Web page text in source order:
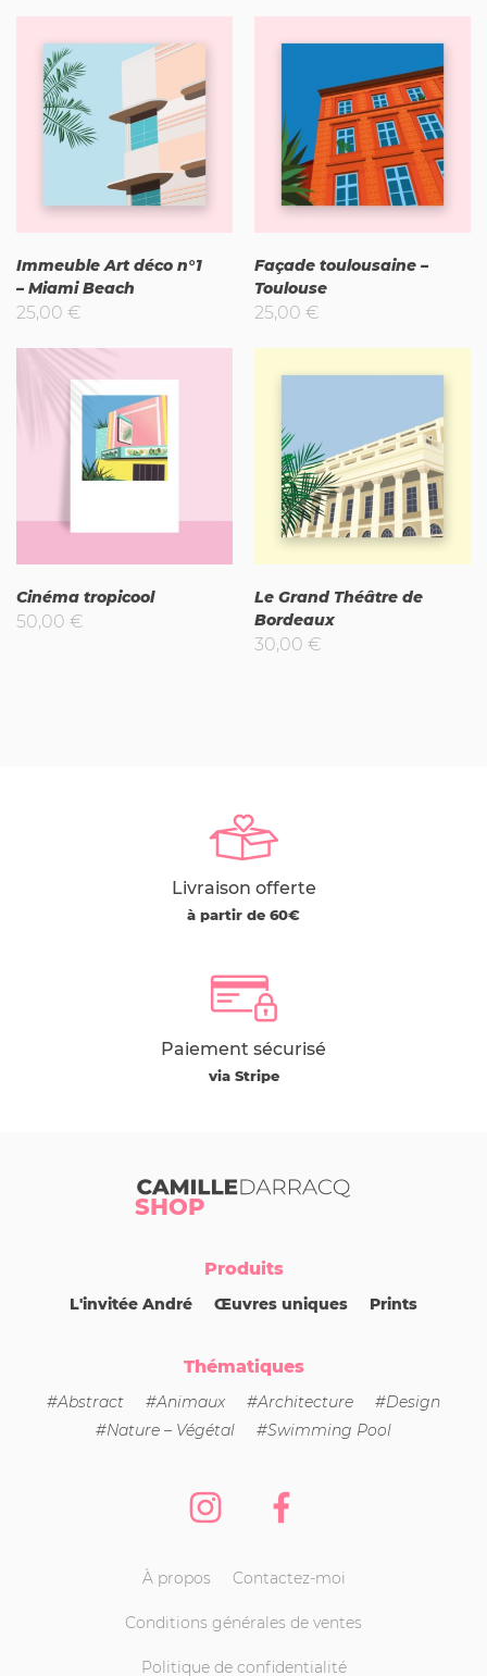
Immeuble Art déco n°1
– Miami Beach
25,00 €
Façade toulousaine –
Toulouse
25,00 €
Cinéma tropicool
50,00 €
Le Grand Théâtre de
Bordeaux
30,00 €
Livraison offerte
à partir de 60€
Paiement sécurisé
via Stripe
Camille Darracq
SHOP
Produits
L'invitée André Œuvres uniques Prints
Thématiques
#Abstract #Animaux #Architecture
#Design
#Nature – Végétal
#Swimming Pool
InstagramFacebook
À propos Contactez-moi
Conditions générales de ventes
Politique de confidentialité